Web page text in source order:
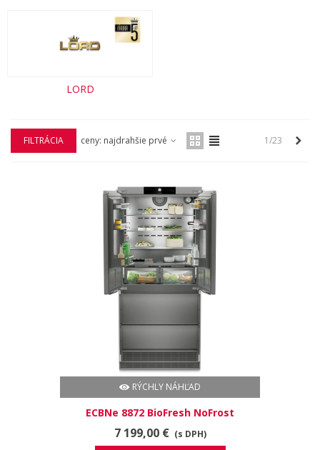
LORD
FILTRÁCIA ceny: najdrahšie prvé 1/23
RÝCHLY NÁHĽAD
ECBNe 8872 BioFresh NoFrost
7 199,00 € (s DPH)